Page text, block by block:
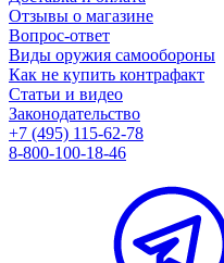
Отзывы о магазине
Вопрос-ответ
Виды оружия самообороны
Как не купить контрафакт
Статьи и видео
Законодательство
+7 (495) 115-62-78
8-800-100-18-46